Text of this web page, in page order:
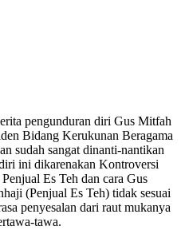
pengunduran diri Gus Mitfah
Bidang Kerukunan Beragama
sudah sangat dinanti-nantikan
ini dikarenakan Kontroversi
Es Teh dan cara Gus
(Penjual Es Teh) tidak sesuai
penyesalan dari raut mukanya
tawa.